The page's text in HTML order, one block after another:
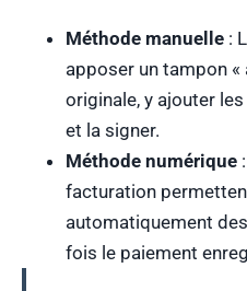
Méthode manuelle :
apposer un tampon
originale, y ajouter
et la signer.
Méthode numérique
facturation
automatiquement
fois le paiement